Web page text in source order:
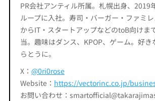
PR会社アンティル所属。札幌出身、2019
ループに入社。寿司・バーガー・ファミ
からIT・スタートアップなどのtoB向けま
当。趣味はダンス、KPOP、ゲーム。好き
らとうに。
X： @0ri0rose
Website： https://vectorinc.co.jp/
お問い合わせ：